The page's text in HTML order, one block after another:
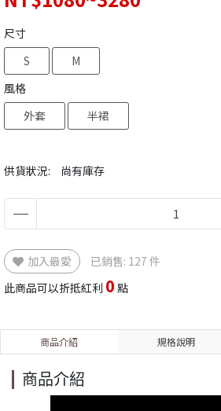
供貨狀況: 尚有庫存
尺寸
S
M
風格
外套
半裙
加入最愛
已銷售: 127 件
此商品可以折抵紅利 0 點
商品介紹 規格說明
商品介紹